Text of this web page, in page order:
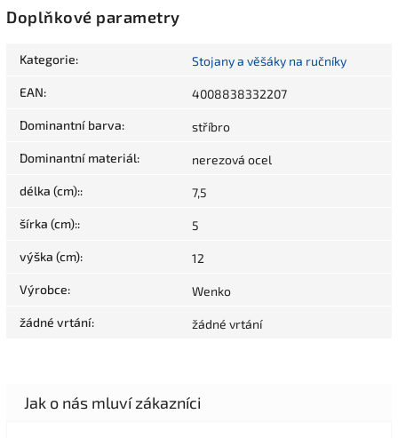
Doplňkové parametry
Kategorie: Stojany a věšáky na ručníky
EAN: 4008838332207
Dominantní barva: stříbro
Dominantní materiál: nerezová ocel
délka (cm):: 7,5
šírka (cm):: 5
výška (cm): 12
Výrobce: Wenko
žádné vrtání: žádné vrtání